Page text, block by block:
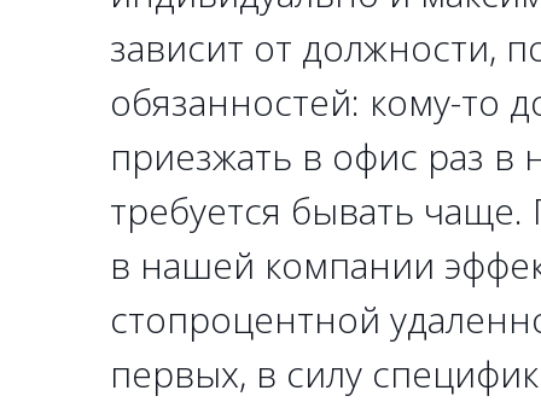
зависит от должности,
обязанностей: кому-то
приезжать в офис раз в
требуется бывать
в нашей компании
стопроцентной
первых, в силу